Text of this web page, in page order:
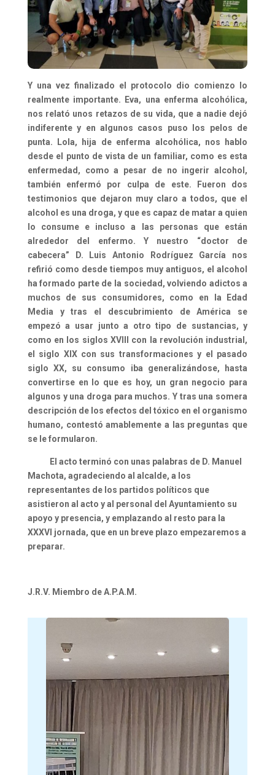
Y una vez finalizado el protocolo dio comienzo lo
realmente importante. Eva, una enferma alcohólica,
nos relató unos retazos de su vida, que a nadie dejó
indiferente y en algunos casos puso los pelos de
punta. Lola, hija de enferma alcohólica, nos hablo
desde el punto de vista de un familiar, como es esta
enfermedad, como a pesar de no ingerir alcohol,
también enfermó por culpa de este. Fueron dos
testimonios que dejaron muy claro a todos, que el
alcohol es una droga, y que es capaz de matar a quien
lo consume e incluso a las personas que están
alrededor del enfermo. Y nuestro “doctor de
cabecera” D. Luis Antonio Rodríguez García nos
refirió como desde tiempos muy antiguos, el alcohol
ha formado parte de la sociedad, volviendo adictos a
muchos de sus consumidores, como en la Edad
Media y tras el descubrimiento de América se
empezó a usar junto a otro tipo de sustancias, y
como en los siglos XVIII con la revolución industrial,
el siglo XIX con sus transformaciones y el pasado
siglo XX, su consumo iba generalizándose, hasta
convertirse en lo que es hoy, un gran negocio para
algunos y una droga para muchos. Y tras una somera
descripción de los efectos del tóxico en el organismo
humano, contestó amablemente a las preguntas que
se le formularon.
El acto terminó con unas palabras de D. Manuel
Machota, agradeciendo al alcalde, a los
representantes de los partidos políticos que
asistieron al acto y al personal del Ayuntamiento su
apoyo y presencia, y emplazando al resto para la
XXXVI jornada, que en un breve plazo empezaremos a
preparar.
J.R.V. Miembro de A.P.A.M.